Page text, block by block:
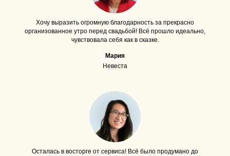
Хочу выразить огромную благодарность за прекрасно
организованное утро перед свадьбой! Всё прошло идеально,
чувствовала себя как в сказке.
Мария
Невеста
Осталась в восторге от сервиса! Всё было продумано до